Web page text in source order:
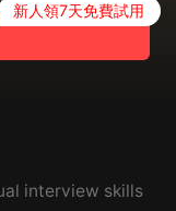
新人領7天免費試用
interview skills